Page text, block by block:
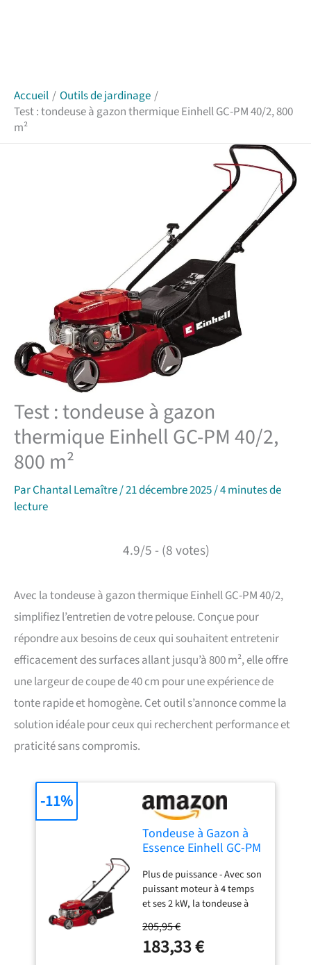
Accueil
Outils de jardinage
Test : tondeuse à gazon thermique Einhell GC-PM 40/2, 800
m²
Test : tondeuse à gazon
thermique Einhell GC-PM 40/2,
800 m²
ParChantal Lemaître/21 décembre 2025/4 minutes de
lecture
4.9/5 - (8 votes)
Avec la tondeuse à gazon thermique Einhell GC-PM 40/2,
simplifiez l’entretien de votre pelouse. Conçue pour
répondre aux besoins de ceux qui souhaitent entretenir
efficacement des surfaces allant jusqu’à 800 m², elle offre
une largeur de coupe de 40 cm pour une expérience de
tonte rapide et homogène. Cet outil s’annonce comme la
solution idéale pour ceux qui recherchent performance et
praticité sans compromis.
Tondeuse à Gazon à
Essence Einhell GC-PM
Plus de puissance - Avec son
puissant moteur à 4 temps
et ses 2 kW, la tondeuse à
40/2 Einhell est un outil
performant pour l’entretien
205,95 €
183,33 €
-11%